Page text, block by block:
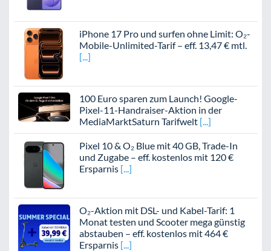
iPhone 17 Pro und surfen ohne Limit: O₂-
Mobile-Unlimited-Tarif – eff. 13,47 € mtl.
100 Euro sparen zum Launch! Google-
Pixel-11-Handraiser-Aktion in der
MediaMarktSaturn Tarifwelt
Pixel 10 & O₂ Blue mit 40 GB, Trade-In
und Zugabe – eff. kostenlos mit 120 €
Ersparnis
O₂-Aktion mit DSL- und Kabel-Tarif: 1
Monat testen und Scooter mega günstig
abstauben – eff. kostenlos mit 464 €
Ersparnis